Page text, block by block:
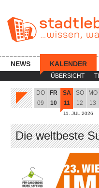
ÜBERSICHT
NEWS KALENDER
DO
09
FR
10
SA
11
11. JUL 2026
SO
12
MO
13
Die weltbeste